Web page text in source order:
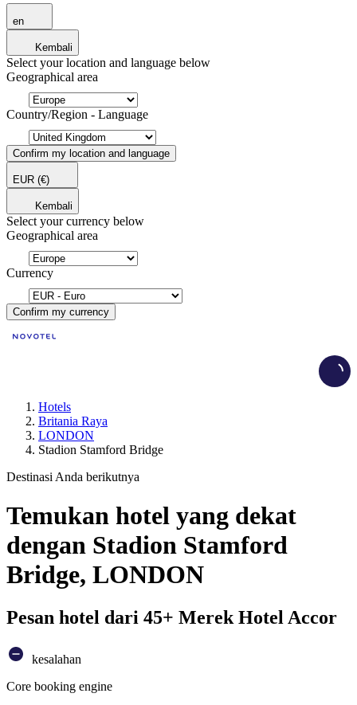
en
Kembali
Select your location and language below
Geographical area
Country/Region - Language
Confirm my location and language
EUR (€)
Kembali
Select your currency below
Geographical area
Currency
Confirm my currency
Hotels
Britania Raya
LONDON
Stadion Stamford Bridge
Destinasi Anda berikutnya
Temukan hotel yang dekat
dengan Stadion Stamford
Bridge, LONDON
Pesan hotel dari 45+ Merek Hotel Accor
kesalahan
Core booking engine